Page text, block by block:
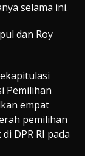
selama ini.
dan Roy
Pemilihan
empat
pemilihan
DPR RI pada